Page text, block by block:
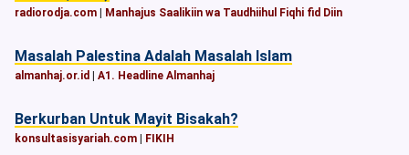
radiorodja.com | Manhajus Saalikiin wa Taudhiihul Fiqhi fid Diin
Masalah Palestina Adalah Masalah Islam
almanhaj.or.id | A1. Headline Almanhaj
Berkurban Untuk Mayit Bisakah?
konsultasisyariah.com | FIKIH